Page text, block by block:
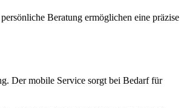
Beratung ermöglichen eine präzise
Der mobile Service sorgt bei Bedarf für